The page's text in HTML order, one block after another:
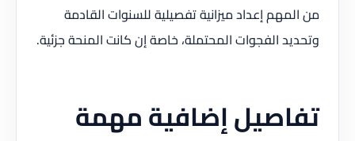
من المهم إعداد ميزانية تفصيلية للسنوات القادمة
وتحديد الفجوات المحتملة، خاصة إن كانت المنحة جزئية.
تفاصيل إضافية مهمة